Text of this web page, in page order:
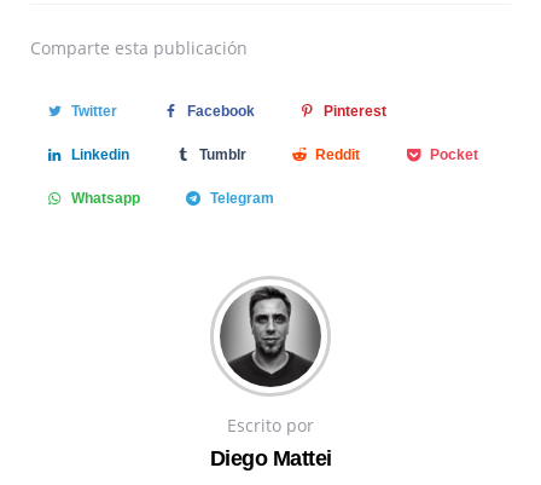
Comparte esta publicación
Twitter Facebook Pinterest
Linkedin Tumblr Reddit Pocket
Whatsapp Telegram
Escrito por
Diego Mattei